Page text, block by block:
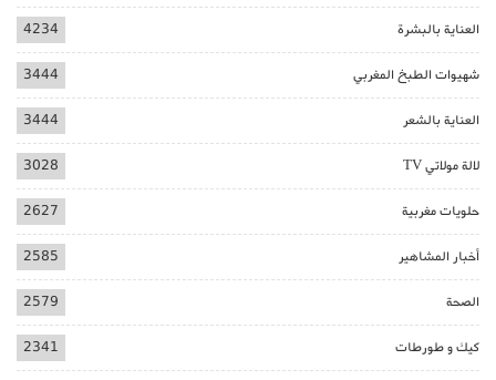
العناية بالبشرة 4234
شهيوات الطبخ المغربي 3444
العناية بالشعر 3444
لالة مولاتي TV 3028
حلويات مغربية 2627
أخبار المشاهير 2585
الصحة 2579
كيك و طورطات 2341